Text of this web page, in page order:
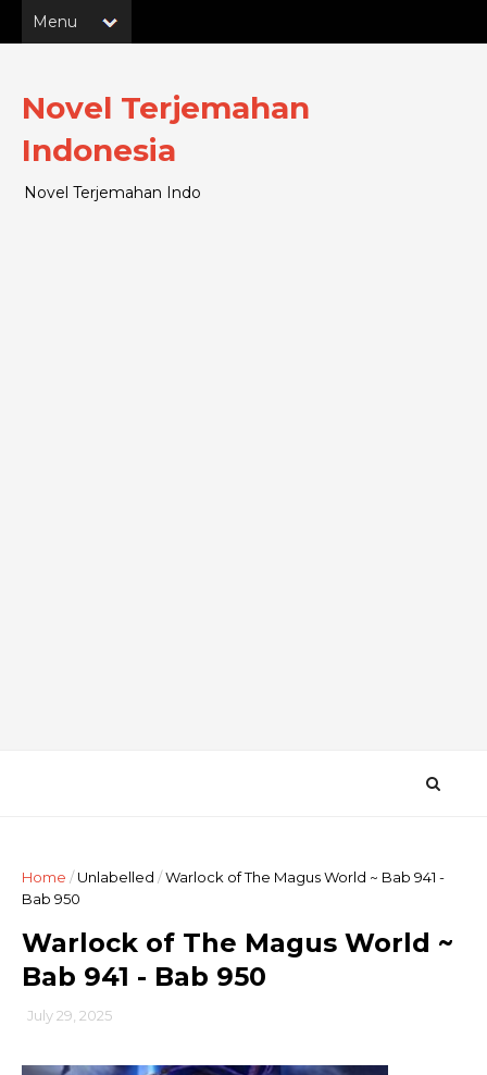
Novel Terjemahan
Indonesia
Novel Terjemahan Indo
Home /Unlabelled /Warlock of The Magus World ~ Bab 941 -
Bab 950
Warlock of The Magus World ~
Bab 941 - Bab 950
July 29, 2025